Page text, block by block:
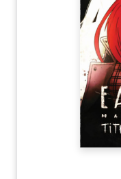
Szótár, nyelvkönyv
Tankönyv, segédkönyv
Társadalomtudomány
Természettudomány